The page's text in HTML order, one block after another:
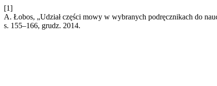
[1]
A. Łobos, „Udział części mowy w wybranych podręcznikach do
s. 155–166, grudz. 2014.